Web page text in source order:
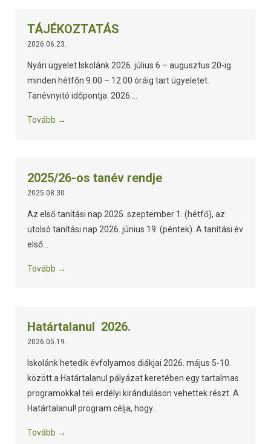
TÁJÉKOZTATÁS
2026.06.23.
Nyári ügyelet Iskolánk 2026. július 6 – augusztus 20-ig
minden hétfőn 9.00 – 12.00 óráig tart ügyeletet.
Tanévnyitó időpontja: 2026....
Tovább →
2025/26-os tanév rendje
2025.08.30.
Az első tanítási nap 2025. szeptember 1. (hétfő), az
utolsó tanítási nap 2026. június 19. (péntek). A tanítási év
első...
Tovább →
Határtalanul 2026.
2026.05.19.
Iskolánk hetedik évfolyamos diákjai 2026. május 5-10.
között a Határtalanul pályázat keretében egy tartalmas
programokkal teli erdélyi kiránduláson vehettek részt. A
Határtalanul! program célja, hogy...
Tovább →